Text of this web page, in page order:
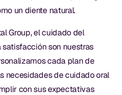
un diente natural.
Group, el cuidado del
son nuestras
cada plan de
necesidades de cuidado oral
con sus expectativas